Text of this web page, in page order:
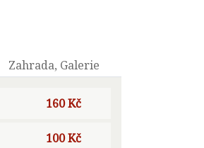
Zahrada, Galerie
160 Kč
100 Kč